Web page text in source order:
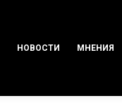
НОВОСТИ МНЕНИЯ